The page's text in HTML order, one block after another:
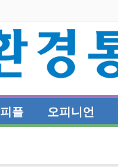
피플 오피니언